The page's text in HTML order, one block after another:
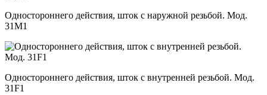
Одностороннего действия, шток с наружной резьбой. Мод.
31M1
Одностороннего действия, шток с внутренней резьбой. Мод.
31F1